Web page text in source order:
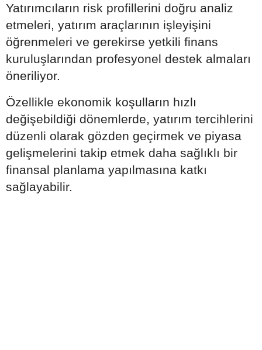
Yatırımcıların risk profillerini doğru analiz
etmeleri, yatırım araçlarının işleyişini
öğrenmeleri ve gerekirse yetkili finans
kuruluşlarından profesyonel destek almaları
öneriliyor.
Özellikle ekonomik koşulların hızlı
değişebildiği dönemlerde, yatırım tercihlerini
düzenli olarak gözden geçirmek ve piyasa
gelişmelerini takip etmek daha sağlıklı bir
finansal planlama yapılmasına katkı
sağlayabilir.